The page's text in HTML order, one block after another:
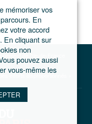
de l'Ile-de-France
efforts disproportionnés »
mémoriser vos
En
votre accord
En cliquant sur
non
pouvez aussi
vous-même les